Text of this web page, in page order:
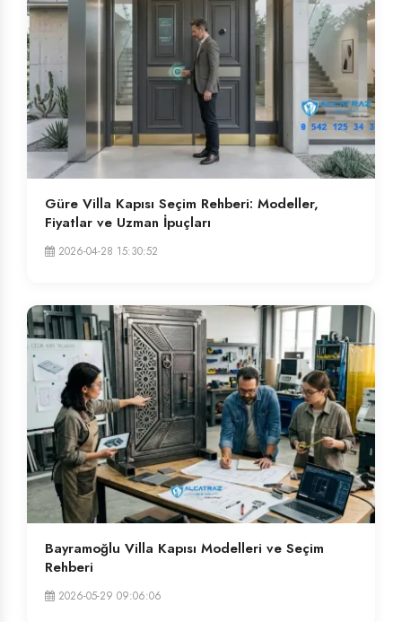
Güre Villa Kapısı Seçim Rehberi: Modeller,
Fiyatlar ve Uzman İpuçları
2026-04-28 15:30:52
Bayramoğlu Villa Kapısı Modelleri ve Seçim
Rehberi
2026-05-29 09:06:06